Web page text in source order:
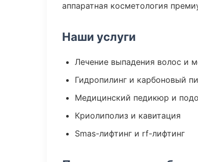
аппаратная косметология
Наши услуги
Лечение выпадения волос и
Гидропилинг и карбоновый
Медицинский педикюр и
Криолиполиз и кавитация
Smas-лифтинг и rf-лифтинг